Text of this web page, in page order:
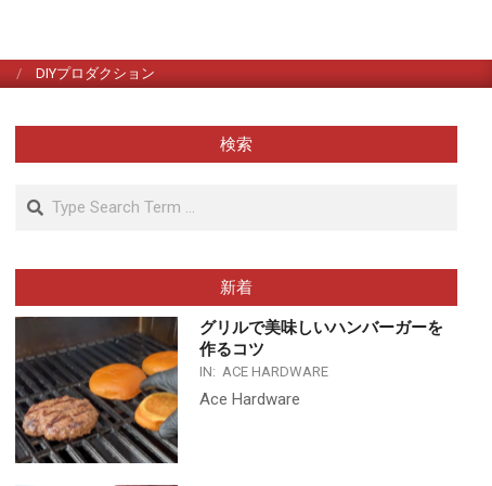
DIYプロダクション
検索
Search
新着
グリルで美味しいハンバーガーを
作るコツ
IN: ACE HARDWARE
Ace Hardware